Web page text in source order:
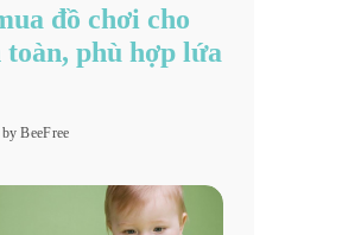
đồ chơi cho
toàn, phù hợp lứa
by BeeFree